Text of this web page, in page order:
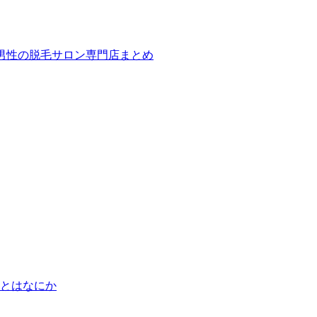
性の脱毛サロン専門店まとめ
はなにか